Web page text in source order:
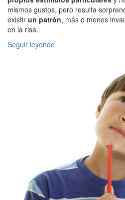
mismos gustos, pero resulta
existir un patrón, más o menos
en la risa.
Seguir leyendo